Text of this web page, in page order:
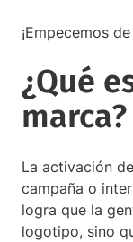
¡Empecemos
¿Qué
marca?
La activación
campaña o
logra que la
logotipo, sino